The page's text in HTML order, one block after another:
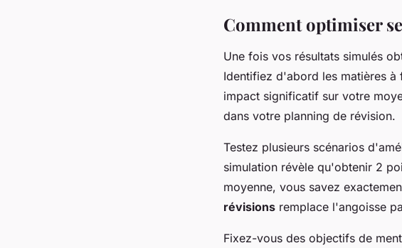
Comment optimiser
Une fois vos résultats simulés
Identifiez d'abord les matières
impact significatif sur votre
dans votre planning de révision.
Testez plusieurs scénarios
simulation révèle qu'obtenir 2
moyenne, vous savez
révisions remplace l'angoisse
Fixez-vous des objectifs de